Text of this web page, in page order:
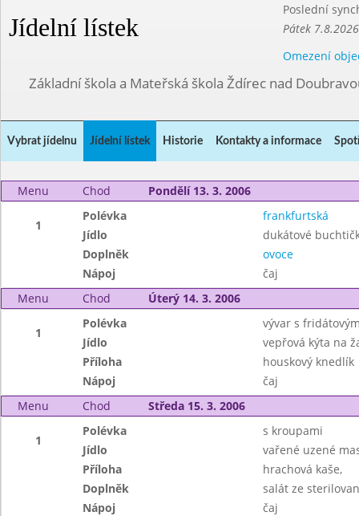
Jídelní lístek
Poslední
Pátek
Omezení
Základní škola a Mateřská škola Ždírec nad
Vybrat jídelnu Jídelní lístek Historie Kontakty a informace
Menu Chod Pondělí 13. 3. 2006
1
Polévka
frankfurtská
Jídlo
dukátové
Doplněk
ovoce
Nápoj
čaj
Menu
Chod Úterý 14. 3. 2006
1
Polévka
vývar s
Jídlo
vepřová kýta na
Příloha
houskový knedlík
Nápoj
čaj
Menu
Chod Středa 15. 3. 2006
1
Polévka
s kroupami
Jídlo
vařené uzené
Příloha
hrachová kaše,
Doplněk
salát ze
Nápoj
čaj